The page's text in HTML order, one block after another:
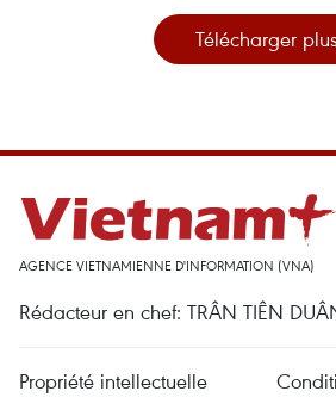
Télécharger plus
AGENCE VIETNAMIENNE D'INFORMATION (VNA)
Rédacteur en chef: TRÂN TIÊN
Propriété intellectuelle